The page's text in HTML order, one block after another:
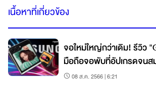
เนื้อหาที่เกี่ยวข้อง
จอใหม่ใหญ่กว่าเดิม! รีวิว
มือถือจอพับที่อัปเกรดจน
08 ส.ค. 2566 | 6:21